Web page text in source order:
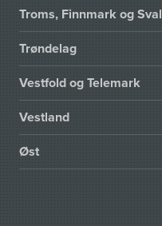
Troms, Finnmark og
Trøndelag
Vestfold og Telemark
Vestland
Øst